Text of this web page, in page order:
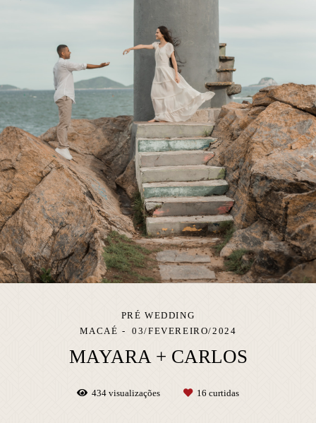
PRÉ WEDDING
MACAÉ
03/FEVEREIRO/2024
MAYARA + CARLOS
434 visualizações 16 curtidas